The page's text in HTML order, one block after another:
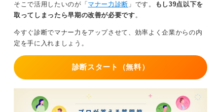
そこで活用したいのが「 マナー力診断 」です。
もし39点以下を
取ってしまったら早期の改善が必要です。
今すぐ診断でマナー力をアップさせて、効率よく企業からの内
定を手に入れましょう。
診断スタート（無料）